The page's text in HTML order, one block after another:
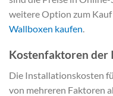
weitere Option zum
Wallboxen kaufen
Kostenfaktoren der
Die Installationskosten
von mehreren Faktoren